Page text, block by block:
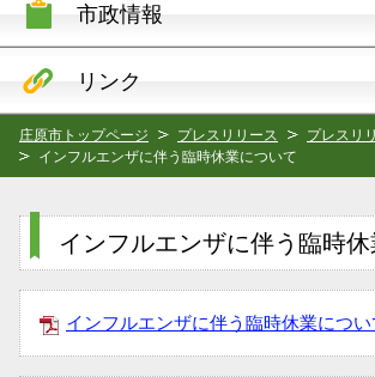
市政情報
リンク
庄原市トップページ プレスリリース
プレスリ
インフルエンザに伴う臨時休業について
インフルエンザに伴う臨時
インフルエンザに伴う臨時休業につい